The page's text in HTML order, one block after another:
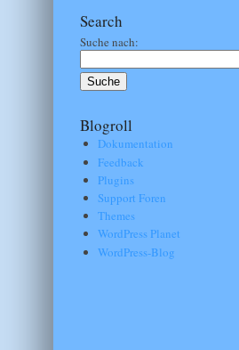
Search
Suche nach:
Blogroll
Dokumentation
Feedback
Plugins
Support Foren
Themes
WordPress Planet
WordPress-Blog